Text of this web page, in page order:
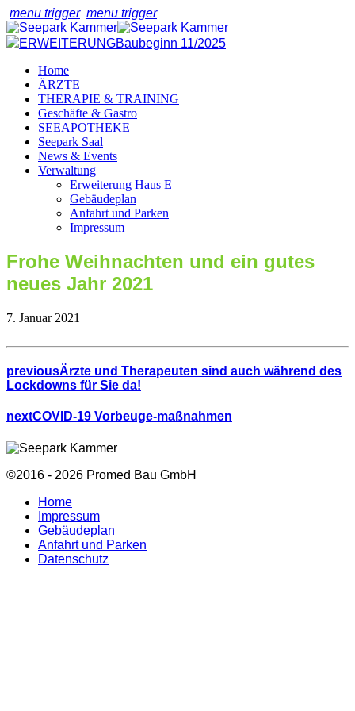
menu trigger menu trigger
ERWEITERUNGBaubeginn 11/2025
Home
ÄRZTE
THERAPIE & TRAINING
Geschäfte & Gastro
SEEAPOTHEKE
Seepark Saal
News & Events
Verwaltung
Erweiterung Haus E
Gebäudeplan
Anfahrt und Parken
Impressum
Frohe Weihnachten und ein gutes
neues Jahr 2021
7. Januar 2021
previousÄrzte und Therapeuten sind auch während des
Lockdowns für Sie da!
nextCOVID-19 Vorbeuge-maßnahmen
©2016 - 2026 Promed Bau GmbH
Home
Impressum
Gebäudeplan
Anfahrt und Parken
Datenschutz